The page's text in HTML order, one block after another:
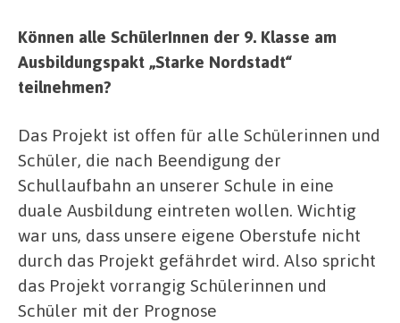
Können alle SchülerInnen der 9. Klasse am
Ausbildungspakt „Starke Nordstadt“
teilnehmen?
Das Projekt ist offen für alle Schülerinnen und
Schüler, die nach Beendigung der
Schullaufbahn an unserer Schule in eine
duale Ausbildung eintreten wollen. Wichtig
war uns, dass unsere eigene Oberstufe nicht
durch das Projekt gefährdet wird. Also spricht
das Projekt vorrangig Schülerinnen und
Schüler mit der Prognose